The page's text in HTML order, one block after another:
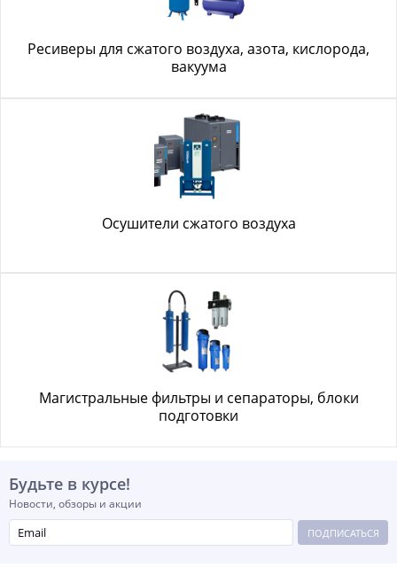
Ресиверы для сжатого воздуха, азота, кислорода,
вакуума
Осушители сжатого воздуха
Магистральные фильтры и сепараторы, блоки
подготовки
Будьте в курсе!
Новости, обзоры и акции
ПОДПИСАТЬСЯ